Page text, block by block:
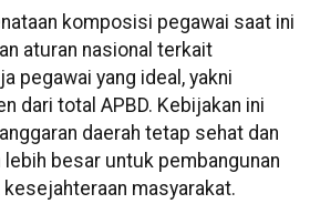
komposisi pegawai saat ini
aturan nasional terkait
pegawai yang ideal, yakni
dari total APBD. Kebijakan ini
daerah tetap sehat dan
besar untuk pembangunan
masyarakat.